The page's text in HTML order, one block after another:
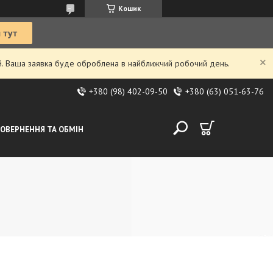
Кошик
Ваша заявка буде оброблена в найближчий робочий день.
+380 (98) 402-09-50 +380 (63) 051-63-76
ТА ОБМІН